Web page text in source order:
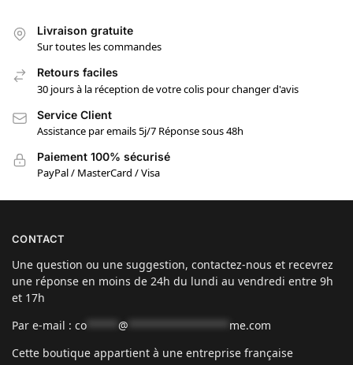
Livraison gratuite
Sur toutes les commandes
Retours faciles
30 jours à la réception de votre colis pour changer d'avis
Service Client
Assistance par emails 5j/7 Réponse sous 48h
Paiement 100% sécurisé
PayPal / MasterCard / Visa
CONTACT
Une question ou une suggestion, contactez-nous et recevrez
une réponse en moins de 24h du lundi au vendredi entre 9h
et 17h
Par e-mail : co @
me.com
Cette boutique appartient à une entreprise française